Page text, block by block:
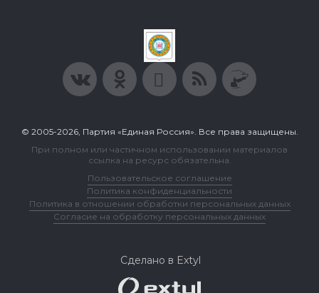
© 2005-2026, Партия «Единая Россия». Все права защищены.
При полном или частичном использовании материалов
ссылка на ресурс обязательна.
Пользовательское соглашение
Политика конфиденциальности
Политика в отношении обработки персональных данных
Согласие на обработку персональных данных
Сделано в Extyl